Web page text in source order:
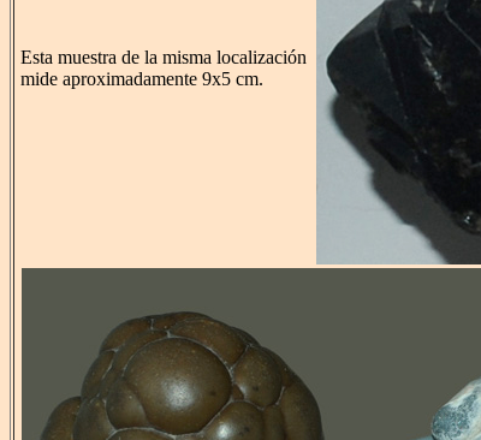
Esta muestra de la misma localización
mide aproximadamente 9x5 cm.